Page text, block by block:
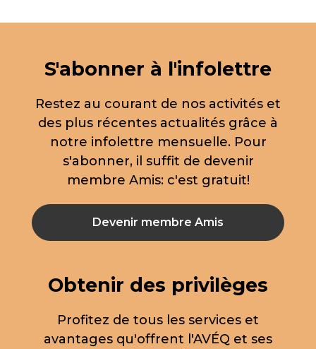
S'abonner à l'infolettre
Restez au courant de nos activités et
des plus récentes actualités grâce à
notre infolettre mensuelle. Pour
s'abonner, il suffit de devenir
membre Amis: c'est gratuit!
Devenir membre Amis
Obtenir des privilèges
Profitez de tous les services et
avantages qu'offrent l'AVÉQ et ses